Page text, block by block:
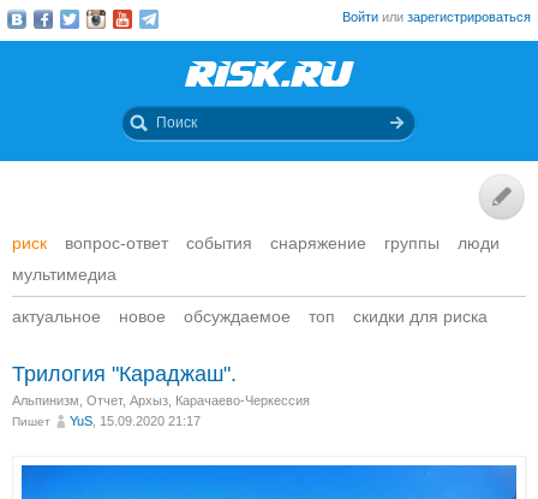
Войти или зарегистрироваться
риск вопрос-ответ события снаряжение группы
люди
мультимедиа
актуальное новое обсуждаемое топ скидки для риска
Трилогия "Караджаш".
Альпинизм Отчет, Архыз, Карачаево-Черкессия
Пишет YuS , 15.09.2020 21:17